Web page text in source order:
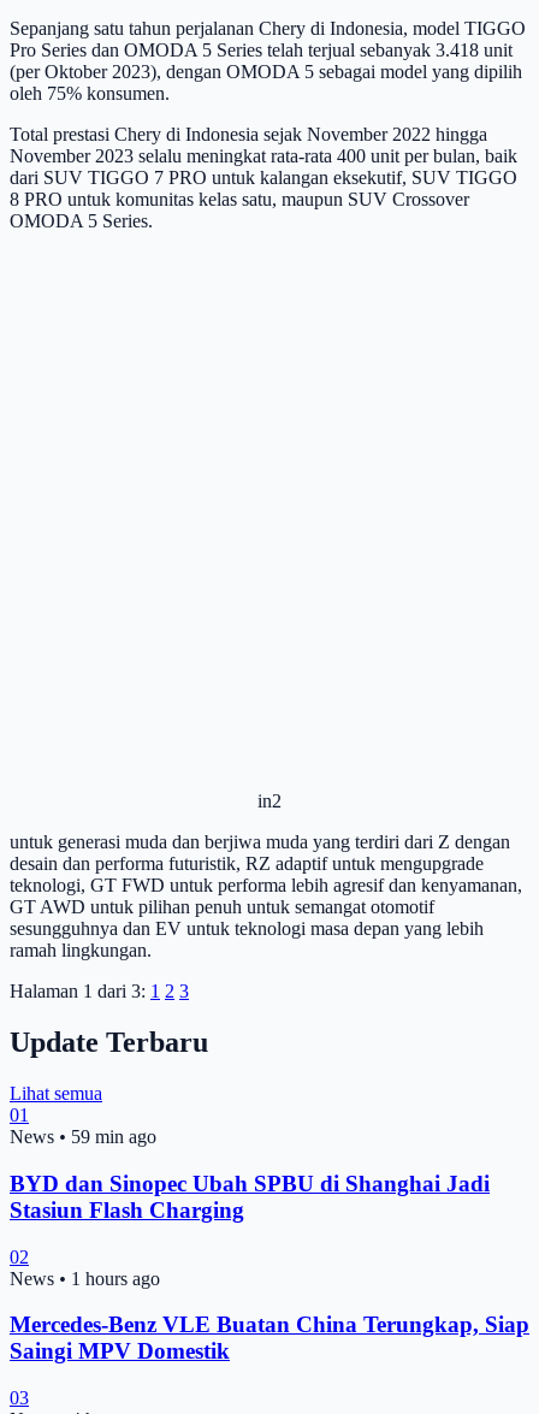
Sepanjang satu tahun perjalanan Chery di Indonesia, model TIGGO
Pro Series dan OMODA 5 Series telah terjual sebanyak 3.418 unit
(per Oktober 2023), dengan OMODA 5 sebagai model yang dipilih
oleh 75% konsumen.
Total prestasi Chery di Indonesia sejak November 2022 hingga
November 2023 selalu meningkat rata-rata 400 unit per bulan, baik
dari SUV TIGGO 7 PRO untuk kalangan eksekutif, SUV TIGGO
8 PRO untuk komunitas kelas satu, maupun SUV Crossover
OMODA 5 Series.
in2
untuk generasi muda dan berjiwa muda yang terdiri dari Z dengan
desain dan performa futuristik, RZ adaptif untuk mengupgrade
teknologi, GT FWD untuk performa lebih agresif dan kenyamanan,
GT AWD untuk pilihan penuh untuk semangat otomotif
sesungguhnya dan EV untuk teknologi masa depan yang lebih
ramah lingkungan.
Halaman 1 dari 3: 1 2 3
Update Terbaru
Lihat semua
01
News • 59 min ago
BYD dan Sinopec Ubah SPBU di Shanghai Jadi
Stasiun Flash Charging
02
News • 1 hours ago
Mercedes-Benz VLE Buatan China Terungkap, Siap
Saingi MPV Domestik
03